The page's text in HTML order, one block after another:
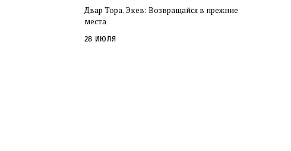
Двар Тора. Экев: Возвращайся в прежние
места
28 июля